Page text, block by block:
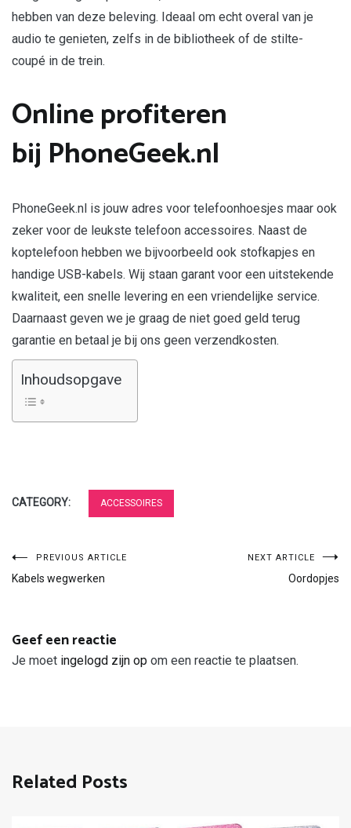
hebben van deze beleving. Ideaal om echt overal van je
audio te genieten, zelfs in de bibliotheek of de stilte-
coupé in de trein.
Online profiteren
bij PhoneGeek.nl
PhoneGeek.nl is jouw adres voor telefoonhoesjes maar ook
zeker voor de leukste telefoon accessoires. Naast de
koptelefoon hebben we bijvoorbeeld ook stofkapjes en
handige USB-kabels. Wij staan garant voor een uitstekende
kwaliteit, een snelle levering en een vriendelijke service.
Daarnaast geven we je graag de niet goed geld terug
garantie en betaal je bij ons geen verzendkosten.
Inhoudsopgave
CATEGORY: ACCESSOIRES
Bericht
PREVIOUS ARTICLE
Kabels wegwerken
NEXT ARTICLE
Oordopjes
Geef een reactie
Je moet ingelogd zijn op om een reactie te plaatsen.
Related Posts